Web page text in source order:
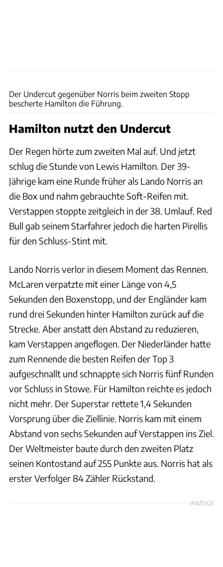
Der Undercut gegenüber Norris beim zweiten Stopp
bescherte Hamilton die Führung.
Hamilton nutzt den Undercut
Der Regen hörte zum zweiten Mal auf. Und jetzt
schlug die Stunde von Lewis Hamilton. Der 39-
Jährige kam eine Runde früher als Lando Norris an
die Box und nahm gebrauchte Soft-Reifen mit.
Verstappen stoppte zeitgleich in der 38. Umlauf. Red
Bull gab seinem Starfahrer jedoch die harten Pirellis
für den Schluss-Stint mit.
Lando Norris verlor in diesem Moment das Rennen.
McLaren verpatzte mit einer Länge von 4,5
Sekunden den Boxenstopp, und der Engländer kam
rund drei Sekunden hinter Hamilton zurück auf die
Strecke. Aber anstatt den Abstand zu reduzieren,
kam Verstappen angeflogen. Der Niederländer hatte
zum Rennende die besten Reifen der Top 3
aufgeschnallt und schnappte sich Norris fünf Runden
vor Schluss in Stowe. Für Hamilton reichte es jedoch
nicht mehr. Der Superstar rettete 1,4 Sekunden
Vorsprung über die Ziellinie. Norris kam mit einem
Abstand von sechs Sekunden auf Verstappen ins Ziel.
Der Weltmeister baute durch den zweiten Platz
seinen Kontostand auf 255 Punkte aus. Norris hat als
erster Verfolger 84 Zähler Rückstand.
ANZEIGE